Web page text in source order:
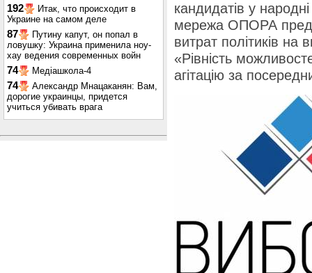
192
Итак, что происходит в
Украине на самом деле
87
Путину капут, он попал в
ловушку: Украина применила ноу-
хау ведения современных войн
74 Медіашкола-4
74
Александр Мнацаканян: Вам,
дорогие украинцы, придется
учиться убивать врага
кандидатів у
мережа ОПОРА
витрат політиків на
«Рівність
агітацію за